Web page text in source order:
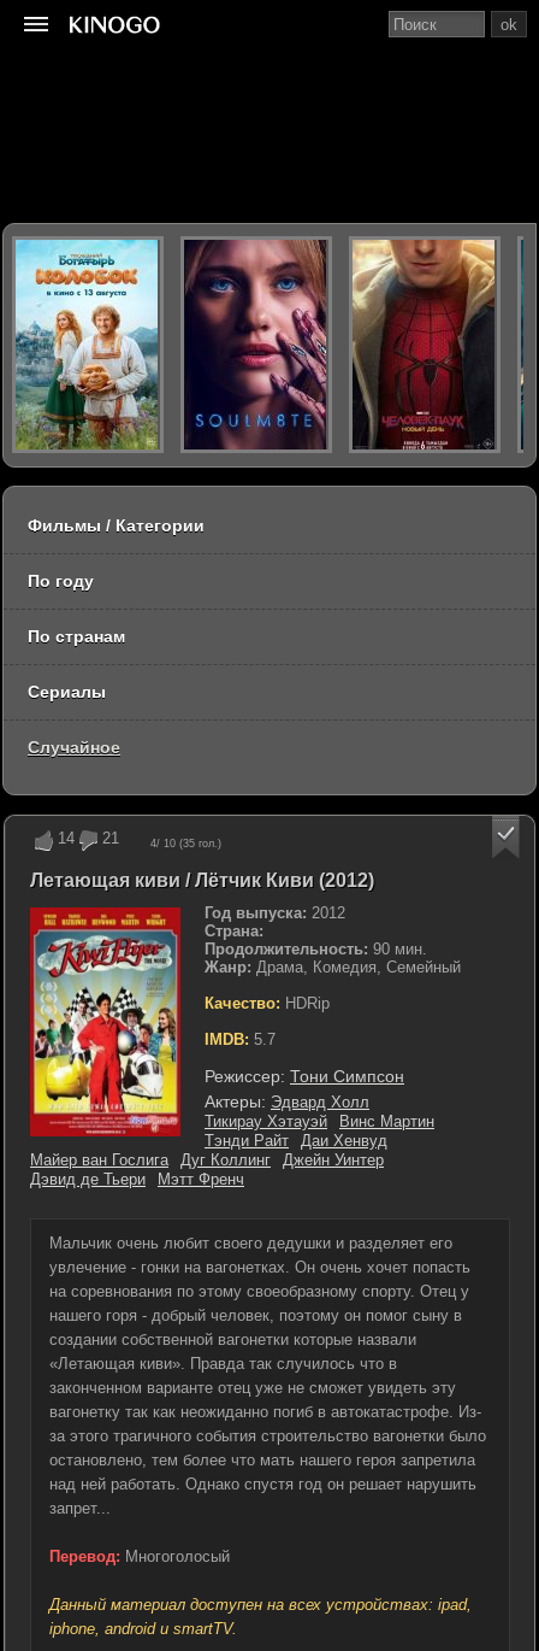
14 21 4/ 10 (35 гол.)
Летающая киви / Лётчик Киви (2012)
Год выпуска: 2012
Страна:
Продолжительность: 90 мин.
Жанр: Драма, Комедия, Семейный
Качество: HDRip
IMDB: 5.7
Режиссер: Тони Симпсон
Актеры: Эдвард Холл
Тикирау Хэтауэй
Винс Мартин
Тэнди Райт
Даи Хенвуд
Майер ван Гослига
Дуг Коллинг
Джейн Уинтер
Дэвид де Тьери
Мэтт Френч
Мальчик очень любит своего дедушки и разделяет его
увлечение - гонки на вагонетках. Он очень хочет попасть
на соревнования по этому своеобразному спорту. Отец у
нашего горя - добрый человек, поэтому он помог сыну в
создании собственной вагонетки которые назвали
«Летающая киви». Правда так случилось что в
законченном варианте отец уже не сможет увидеть эту
вагонетку так как неожиданно погиб в автокатастрофе. Из-
за этого трагичного события строительство вагонетки было
остановлено, тем более что мать нашего героя запретила
над ней работать. Однако спустя год он решает нарушить
запрет...
Перевод: Многоголосый
Данный материал доступен на всех устройствах: ipad,
iphone, android и smartTV.
ok
Фильмы / Категории
По году
По странам
Сериалы
Случайное